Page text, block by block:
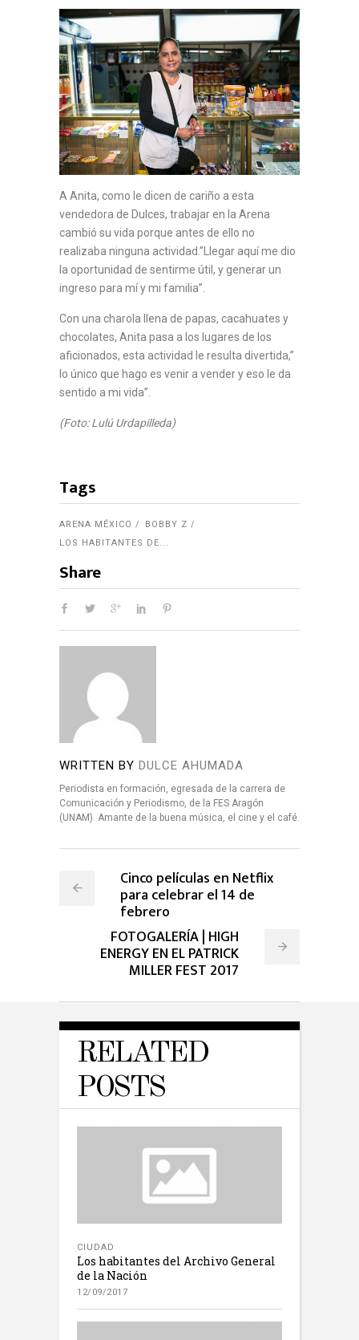
A Anita, como le dicen de cariño a esta
vendedora de Dulces, trabajar en la Arena
cambió su vida porque antes de ello no
realizaba ninguna actividad.”Llegar aquí me dio
la oportunidad de sentirme útil, y generar un
ingreso para mí y mi familia”.
Con una charola llena de papas, cacahuates y
chocolates, Anita pasa a los lugares de los
aficionados, esta actividad le resulta divertida,”
lo único que hago es venir a vender y eso le da
sentido a mi vida”.
(Foto: Lulú Urdapilleda)
Tags
ARENA MÉXICO
BOBBY Z
LOS HABITANTES DE...
Share
WRITTEN BY DULCE AHUMADA
Periodista en formación, egresada de la carrera de
Comunicación y Periodismo, de la FES Aragón
(UNAM). Amante de la buena música, el cine y el café.
Cinco películas en Netflix
para celebrar el 14 de
febrero
FOTOGALERÍA | HIGH
ENERGY EN EL PATRICK
MILLER FEST 2017
RELATED
POSTS
CIUDAD
Los habitantes del Archivo General
de la Nación
12/09/2017